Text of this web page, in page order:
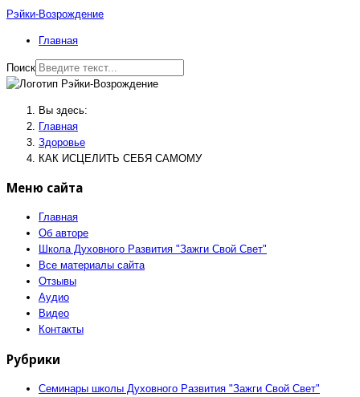
Рэйки-Возрождение
Главная
Поиск
Вы здесь:
Главная
Здоровье
КАК ИСЦЕЛИТЬ СЕБЯ САМОМУ
Меню сайта
Главная
Об авторе
Школа Духовного Развития "Зажги Свой Свет"
Все материалы сайта
Отзывы
Аудио
Видео
Контакты
Рубрики
Семинары школы Духовного Развития "Зажги Свой Свет"